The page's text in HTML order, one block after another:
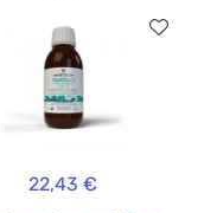
22,43 €